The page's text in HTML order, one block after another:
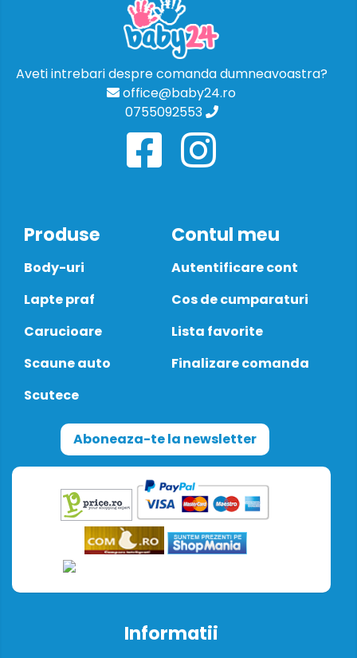
Aveti intrebari despre comanda dumneavoastra?
office@baby24.ro
0755092553
Produse
Body-uri
Lapte praf
Carucioare
Scaune auto
Scutece
Contul meu
Autentificare cont
Cos de cumparaturi
Lista favorite
Finalizare comanda
Aboneaza-te la newsletter
Informatii